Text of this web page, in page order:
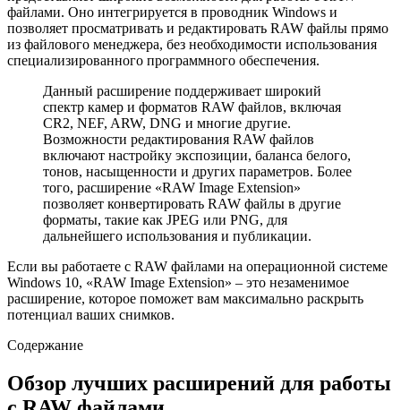
файлами. Оно интегрируется в проводник Windows и
позволяет просматривать и редактировать RAW файлы прямо
из файлового менеджера, без необходимости использования
специализированного программного обеспечения.
Данный расширение поддерживает широкий
спектр камер и форматов RAW файлов, включая
CR2, NEF, ARW, DNG и многие другие.
Возможности редактирования RAW файлов
включают настройку экспозиции, баланса белого,
тонов, насыщенности и других параметров. Более
того, расширение «RAW Image Extension»
позволяет конвертировать RAW файлы в другие
форматы, такие как JPEG или PNG, для
дальнейшего использования и публикации.
Если вы работаете с RAW файлами на операционной системе
Windows 10, «RAW Image Extension» – это незаменимое
расширение, которое поможет вам максимально раскрыть
потенциал ваших снимков.
Содержание
Обзор лучших расширений для работы